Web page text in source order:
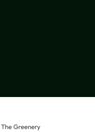
The Greenery